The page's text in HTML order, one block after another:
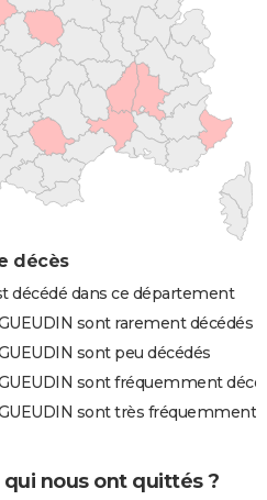
décès
décédé dans ce département
sont rarement décédés
sont peu décédés
sont fréquemment
sont très fréquemment
qui nous ont quittés ?